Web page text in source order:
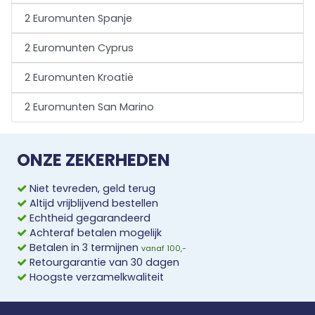
2 Euromunten Spanje
2 Euromunten Cyprus
2 Euromunten Kroatië
2 Euromunten San Marino
ONZE ZEKERHEDEN
Niet tevreden, geld terug
Altijd vrijblijvend bestellen
Echtheid gegarandeerd
Achteraf betalen mogelijk
Betalen in 3 termijnen vanaf 100,-
Retourgarantie van 30 dagen
Hoogste verzamelkwaliteit